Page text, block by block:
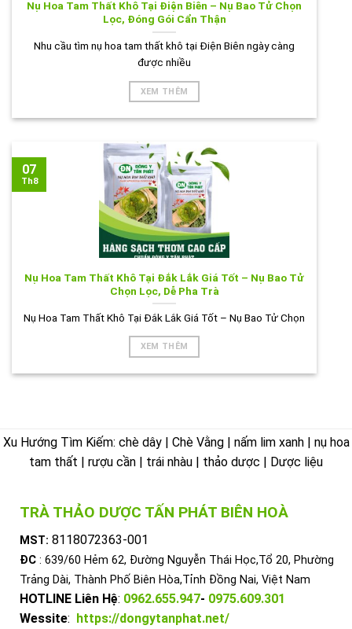
Nụ Hoa Tam Thất Khô Tại Điện Biên – Nụ Bao Tử Chọn
Lọc, Đóng Gói Cẩn Thận
Nhu cầu tìm nụ hoa tam thất khô tại Điện Biên ngày càng
được nhiều
XEM THÊM
Nụ Hoa Tam Thất Khô Tại Đắk Lắk Giá Tốt – Nụ Bao Tử
Chọn Lọc, Dễ Pha Trà
Nụ Hoa Tam Thất Khô Tại Đắk Lắk Giá Tốt – Nụ Bao Tử Chọn
XEM THÊM
07
Th8
Xu Hướng Tìm Kiếm: chè dây | Chè Vằng | nấm lim xanh | nụ hoa
tam thất | rượu cần | trái nhàu | thảo dược | Dược liệu
TRÀ THẢO DƯỢC TẤN PHÁT BIÊN HOÀ
MST: 8118072363-001
ĐC : 639/60 Hẻm 62, Đường Nguyễn Thái Học,Tổ 20, Phường
Trảng Dài, Thành Phố Biên Hòa,Tỉnh Đồng Nai, Việt Nam
HOTLINE Liên Hệ: 0962.655.947- 0975.609.301
Wessite: https://dongytanphat.net/